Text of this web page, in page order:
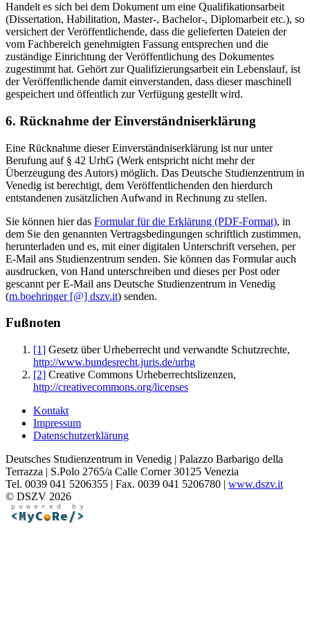
Handelt es sich bei dem Dokument um eine Qualifikationsarbeit
(Dissertation, Habilitation, Master-, Bachelor-, Diplomarbeit etc.), so
versichert der Veröffentlichende, dass die gelieferten Dateien der
vom Fachbereich genehmigten Fassung entsprechen und die
zuständige Einrichtung der Veröffentlichung des Dokumentes
zugestimmt hat. Gehört zur Qualifizierungsarbeit ein Lebenslauf, ist
der Veröffentlichende damit einverstanden, dass dieser maschinell
gespeichert und öffentlich zur Verfügung gestellt wird.
6. Rücknahme der Einverständniserklärung
Eine Rücknahme dieser Einverständniserklärung ist nur unter
Berufung auf § 42 UrhG (Werk entspricht nicht mehr der
Überzeugung des Autors) möglich. Das Deutsche Studienzentrum in
Venedig ist berechtigt, dem Veröffentlichenden den hierdurch
entstandenen zusätzlichen Aufwand in Rechnung zu stellen.
Sie können hier das Formular für die Erklärung (PDF-Format), in
dem Sie den genannten Vertragsbedingungen schriftlich zustimmen,
herunterladen und es, mit einer digitalen Unterschrift versehen, per
E-Mail ans Studienzentrum senden. Sie können das Formular auch
ausdrucken, von Hand unterschreiben und dieses per Post oder
gescannt per E-Mail ans Deutsche Studienzentrum in Venedig
(m.boehringer [@] dszv.it) senden.
Fußnoten
[1] Gesetz über Urheberrecht und verwandte Schutzrechte,
http://www.bundesrecht.juris.de/urhg
[2] Creative Commons Urheberrechtslizenzen,
http://creativecommons.org/licenses
Kontakt
Impressum
Datenschutzerklärung
Deutsches Studienzentrum in Venedig | Palazzo Barbarigo della
Terrazza | S.Polo 2765/a Calle Corner 30125 Venezia
Tel. 0039 041 5206355 | Fax. 0039 041 5206780 | www.dszv.it
© DSZV 2026